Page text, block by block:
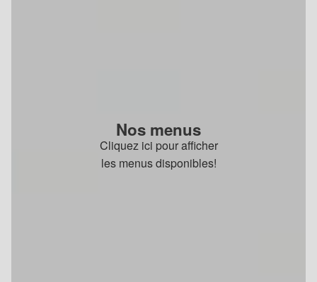
Nos menus
Cliquez ici pour afficher
les menus disponibles!